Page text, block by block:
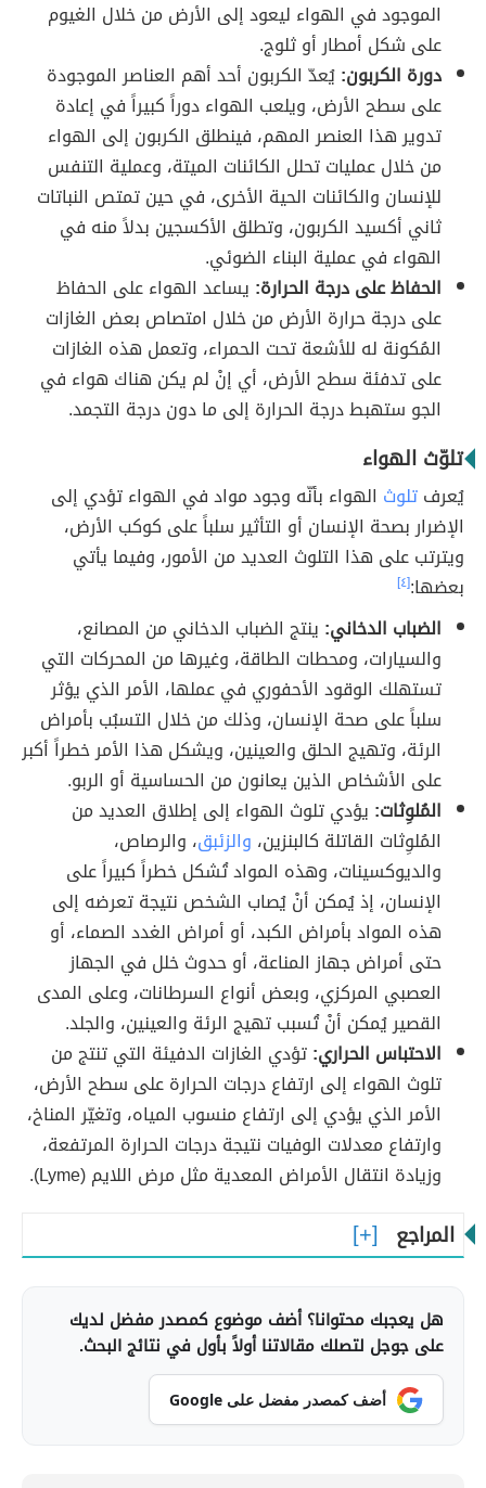
الموجود في الهواء ليعود إلى الأرض من خلال الغيوم
على شكل أمطار أو ثلوج.
دورة الكربون:يُعدّ الكربون أحد أهم العناصر الموجودة
على سطح الأرض، ويلعب الهواء دوراً كبيراً في إعادة
تدوير هذا العنصر المهم، فينطلق الكربون إلى الهواء
من خلال عمليات تحلل الكائنات الميتة، وعملية التنفس
للإنسان والكائنات الحية الأخرى، في حين تمتص النباتات
ثاني أكسيد الكربون، وتطلق الأكسجين بدلاً منه في
الهواء في عملية البناء الضوئي.
الحفاظ على درجة الحرارة: يساعد الهواء على الحفاظ
على درجة حرارة الأرض من خلال امتصاص بعض الغازات
المُكونة له للأشعة تحت الحمراء، وتعمل هذه الغازات
على تدفئة سطح الأرض، أي إنْ لم يكن هناك هواء في
الجو ستهبط درجة الحرارة إلى ما دون درجة التجمد.
تلوّث الهواء
يُعرفتلوث الهواء بأنّه وجود مواد في الهواء تؤدي إلى
الإضرار بصحة الإنسان أو التأثير سلباً على كوكب الأرض،
ويترتب على هذا التلوث العديد من الأمور، وفيما يأتي
بعضها:[٤]
الضباب الدخاني: ينتج الضباب الدخاني من المصانع،
والسيارات، ومحطات الطاقة، وغيرها من المحركات التي
تستهلك الوقود الأحفوري في عملها، الأمر الذي يؤثر
سلباً على صحة الإنسان، وذلك من خلال التسبُب بأمراض
الرئة، وتهيج الحلق والعينين، ويشكل هذا الأمر خطراً أكبر
على الأشخاص الذين يعانون من الحساسية أو الربو.
المُلوِثات: يؤدي تلوث الهواء إلى إطلاق العديد من
المُلوِثات القاتلة كالبنزين، والزئبق، والرصاص،
والديوكسينات، وهذه المواد تُشكل خطراً كبيراً على
الإنسان، إذ يُمكن أنْ يُصاب الشخص نتيجة تعرضه إلى
هذه المواد بأمراض الكبد، أو أمراض الغدد الصماء، أو
حتى أمراض جهاز المناعة، أو حدوث خلل في الجهاز
العصبي المركزي، وبعض أنواع السرطانات، وعلى المدى
القصير يُمكن أنْ تُسبب تهيج الرئة والعينين، والجلد.
الاحتباس الحراري:تؤدي الغازات الدفيئة التي تنتج من
تلوث الهواء إلى ارتفاع درجات الحرارة على سطح الأرض،
الأمر الذي يؤدي إلى ارتفاع منسوب المياه، وتغيّر المناخ،
وارتفاع معدلات الوفيات نتيجة درجات الحرارة المرتفعة،
وزيادة انتقال الأمراض المعدية مثل مرض اللايم (Lyme).
المراجع
هل يعجبك محتوانا؟ أضف موضوع كمصدر مفضل لديك
على جوجل لتصلك مقالاتنا أولاً بأول في نتائج البحث.
أضف كمصدر مفضل على Google